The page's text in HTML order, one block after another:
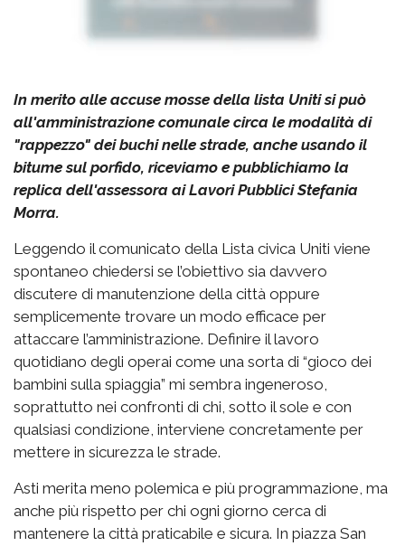
In merito alle accuse mosse della lista Uniti si può
all'amministrazione comunale circa le modalità di
"rappezzo" dei buchi nelle strade, anche usando il
bitume sul porfido, riceviamo e pubblichiamo la
replica dell'assessora ai Lavori Pubblici Stefania
Morra.
Leggendo il comunicato della Lista civica Uniti viene
spontaneo chiedersi se l’obiettivo sia davvero
discutere di manutenzione della città oppure
semplicemente trovare un modo efficace per
attaccare l’amministrazione. Definire il lavoro
quotidiano degli operai come una sorta di “gioco dei
bambini sulla spiaggia” mi sembra ingeneroso,
soprattutto nei confronti di chi, sotto il sole e con
qualsiasi condizione, interviene concretamente per
mettere in sicurezza le strade.
Asti merita meno polemica e più programmazione, ma
anche più rispetto per chi ogni giorno cerca di
mantenere la città praticabile e sicura. In piazza San